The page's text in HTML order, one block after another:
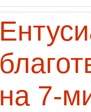
на 7-